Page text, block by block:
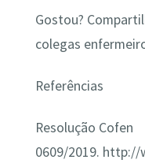
Gostou?
colegas
Referências
Resolução Cofen
0609/2019. http://